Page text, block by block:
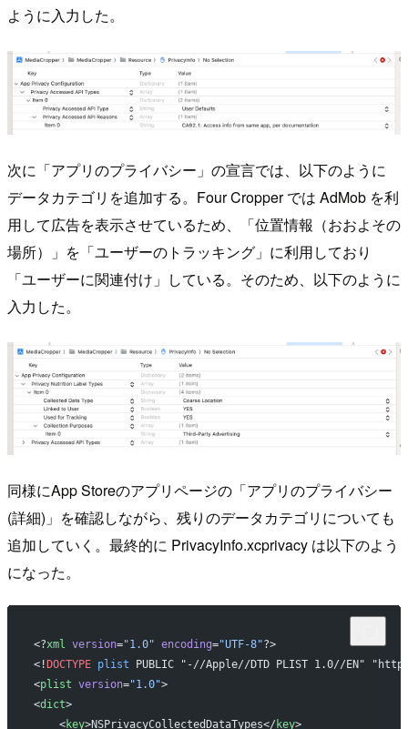
ように入力した。
次に「アプリのプライバシー」の宣言では、以下のように
データカテゴリを追加する。Four Cropper では AdMob を利
用して広告を表示させているため、「位置情報（おおよその
場所）」を「ユーザーのトラッキング」に利用しており
「ユーザーに関連付け」している。そのため、以下のように
入力した。
同様にApp Storeのアプリページの「アプリのプライバシー
(詳細)」を確認しながら、残りのデータカテゴリについても
追加していく。最終的に PrivacyInfo.xcprivacy は以下のよう
になった。
<?xml version="1.0" encoding="UTF-8"?>
<! DOCTYPE plist PUBLIC "-//Apple//DTD PLIST 1.0//EN"
<plist version="1.0">
<dict>
    <
key>NSPrivacyCollectedDataTypes</ key>